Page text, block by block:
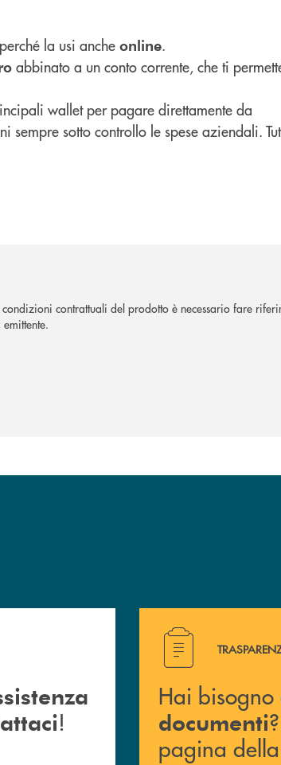
la usi anche online.
abbinato a un conto corrente, che ti
wallet per pagare direttamente da
sempre sotto controllo le spese aziendali.
contrattuali del prodotto è necessario fare
Contattaci !
!
Hai bisogno di
Hai
documenti
pagina della